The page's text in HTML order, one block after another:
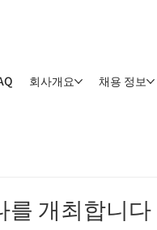
회사개요 채용 정보
를 개최합니다